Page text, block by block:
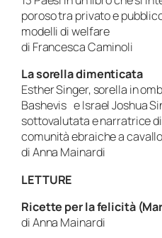
poroso tra privato e
modelli di welfare
di Francesca Caminoli
La sorella dimenticata
Esther Singer, sorella in
Bashevis e Israel Joshua
sottovalutata e narratrice
comunità ebraiche a
di Anna Mainardi
LETTURE
Ricette per la felicità
di Anna Mainardi